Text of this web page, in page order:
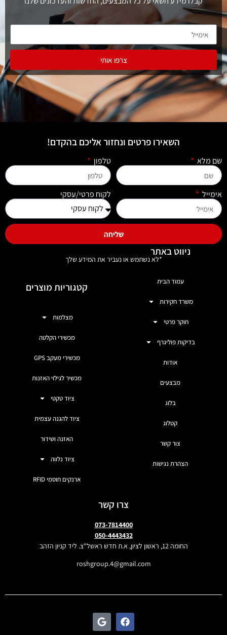
צרפו אותי
השאירו פרטים ונחזור אליכם בהקדם!
שם מלא טלפון
אימייל לקוח פרטי/עסקי
שליחה
*לא נשתמש או נעביר את המידע שלך
ניווט באתר
עמוד הבית
משרד חקירות
חוקר פרטי
בדיקות פוליגרף
אודות
מבצעים
בלוג
קטלוג
צור קשר
הצהרת נגישות
קטגוריות מוצרים
מצלמות
מכשירי הקלטה
מכשירי מעקב GPS
מכשיר לגילוי האזנות
ציוד טקטי
ציוד להגנה עצמית
האזנה ושידור
ציוד נלווה
ארנקים חוסמי RFID
צרו קשר
073-7814400
050-4443432
החומה 12, ראשון לציון, א.ת חדש ראשל"צ. ליד קניון הזהב
roshgroup.4@gmail.com